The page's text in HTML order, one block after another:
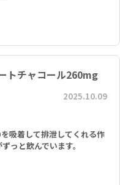
チャコール260mg
2025.10.09
吸着して排泄してくれる作
っと飲んでいます。